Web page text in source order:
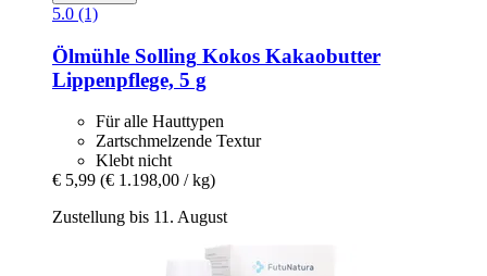
5.0 (1)
Ölmühle Solling Kokos Kakaobutter
Lippenpflege, 5 g
Für alle Hauttypen
Zartschmelzende Textur
Klebt nicht
€ 5,99 (€ 1.198,00 / kg)
Zustellung bis 11. August